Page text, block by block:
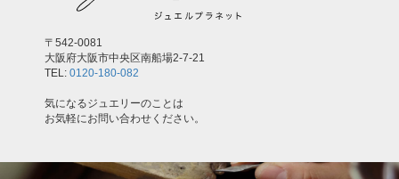
〒542-0081
大阪府大阪市中央区南船場2-7-21
TEL: 0120-180-082
気になるジュエリーのことは
お気軽にお問い合わせください。